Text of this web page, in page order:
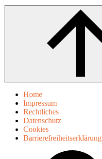
Home
Impressum
Rechtliches
Datenschutz
Cookies
Barrierefreiheitserklärung